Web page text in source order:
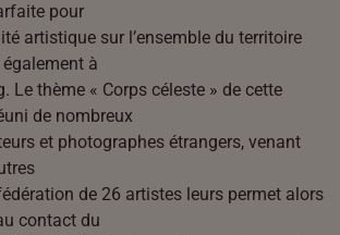
pour
artistique sur l’ensemble du territoire
à
Le thème « Corps céleste » de cette
de nombreux
et photographes étrangers, venant
de 26 artistes leurs permet alors
contact du